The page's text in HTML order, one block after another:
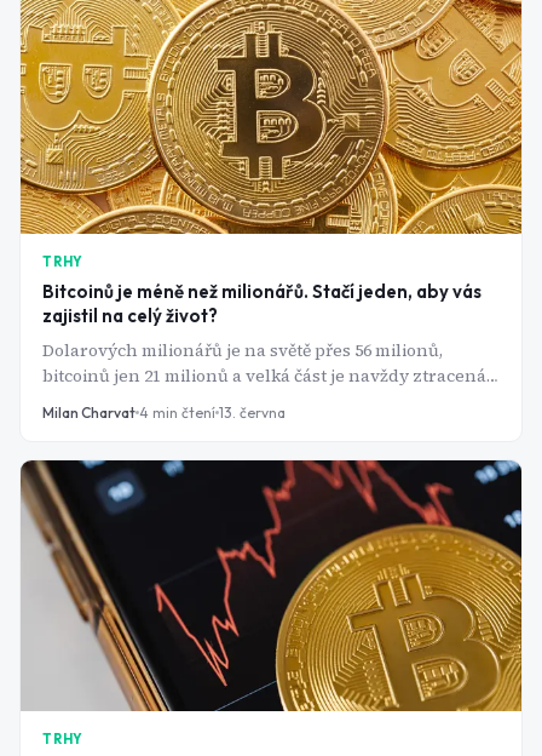
TRHY
Bitcoinů je méně než milionářů. Stačí jeden, aby vás
zajistil na celý život?
Dolarových milionářů je na světě přes 56 milionů,
bitcoinů jen 21 milionů a velká část je navždy ztracená.
Vlastnit jednu celou minci je tak vzácnější než být
Milan Charvat 4 min čtení 13. června
TRHY